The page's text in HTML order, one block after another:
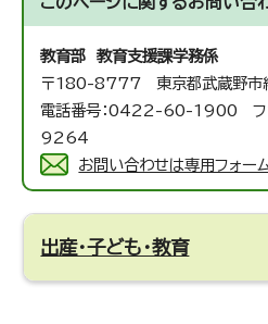
教育部 教育支援課学務係
〒180-8777 東京都武蔵野
電話番号：0422-60-1900 フ
9264
お問い合わせは専用フォー
出産・子ども・教育